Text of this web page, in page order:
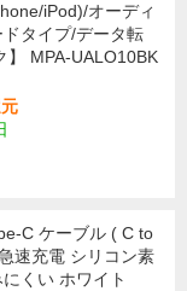
iPod)/オーディ
タイプ/データ転
】 MPA-UALO10BK
C ケーブル ( C to
速充電 シリコン素
くい ホワイト